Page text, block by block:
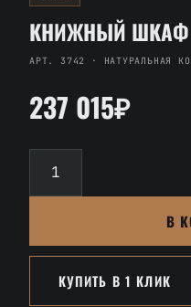
КНИЖНЫЙ ШКАФ
АРТ. 3742 · НАТУРАЛЬНАЯ
237 015₽
товара
«Тревел
Ротанг»
В
КУПИТЬ В 1 КЛИК